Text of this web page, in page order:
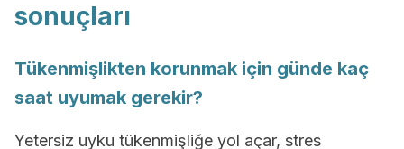
sonuçları
Tükenmişlikten korunmak için günde kaç
saat uyumak gerekir?
Yetersiz uyku tükenmişliğe yol açar, stres